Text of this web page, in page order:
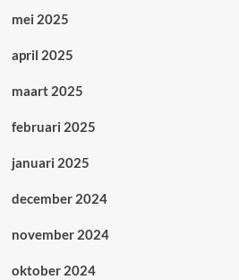
mei 2025
april 2025
maart 2025
februari 2025
januari 2025
december 2024
november 2024
oktober 2024